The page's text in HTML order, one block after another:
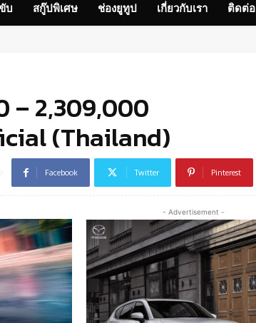
บ สกู๊ปพิเศษ ช่องยูทูป เกี่ยวกับเรา ติดต่อ
– 2,309,000
(Thailand)
Facebook Twitter Pinterest
- Advertisement -